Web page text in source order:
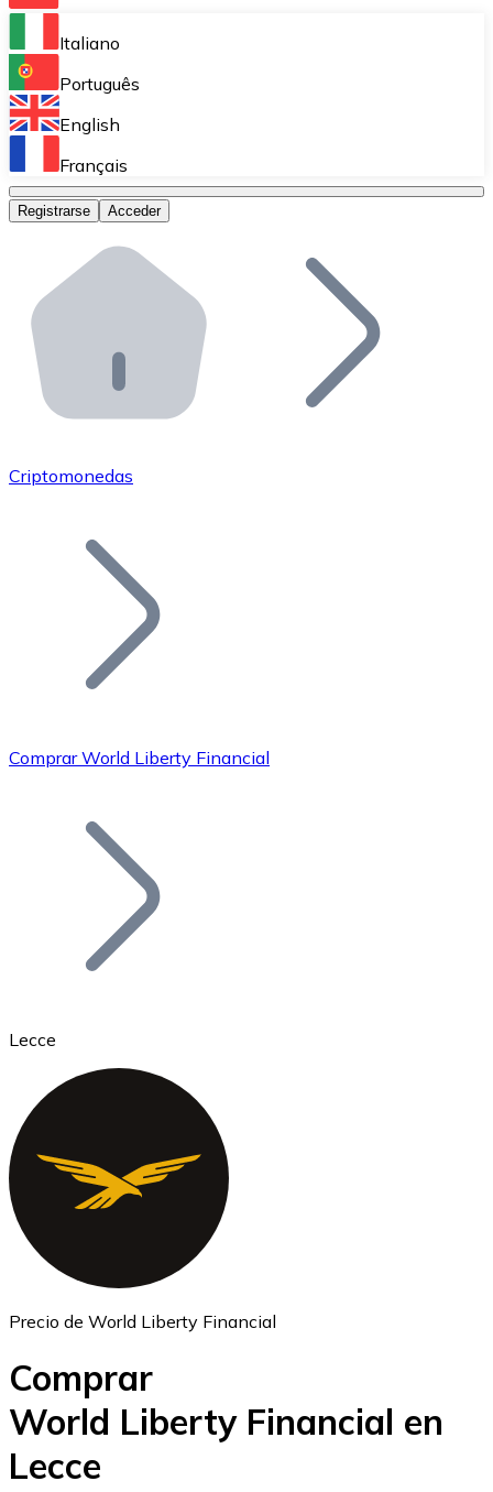
Bitnovo Ramp
Integra nuestra solución en tu plataforma.
Bitnovo Giftcards
Bitnovo OTC
Bitnovo ATM
Integra un ATM Bitnovo en tu negocio y permite que
Bitnovo API
Integra nuestra API en tu ecosistema.
Únete a nuestra red de distribuidores.
Añade tu proyecto a nuestro ecosistema.
Bitcoin
Ethereum
ETH
USD Coin
Italiano
Português
English
Français
Registrarse Acceder
Criptomonedas
Comprar World Liberty Financial
Lecce
Precio de World Liberty Financial
Comprar
World Liberty Financial en
Lecce